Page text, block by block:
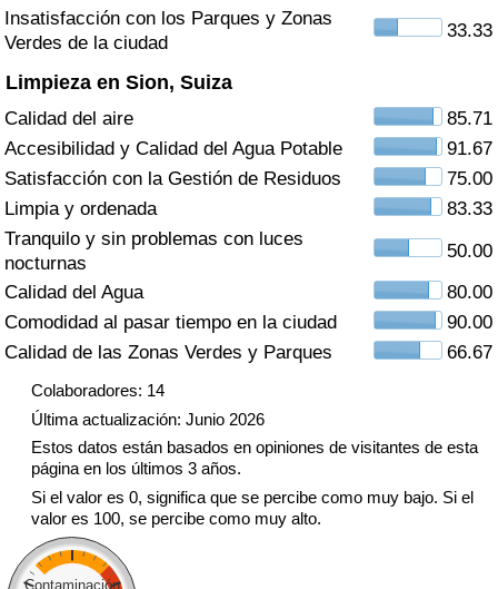
Insatisfacción con los Parques y Zonas
Verdes de la ciudad
33.33
Limpieza en Sion, Suiza
Calidad del aire
85.71
Accesibilidad y Calidad del Agua Potable
91.67
Satisfacción con la Gestión de Residuos
75.00
Limpia y ordenada
83.33
Tranquilo y sin problemas con luces
nocturnas
50.00
Calidad del Agua
80.00
Comodidad al pasar tiempo en la ciudad
90.00
Calidad de las Zonas Verdes y Parques
66.67
Colaboradores: 14
Última actualización: Junio 2026
Estos datos están basados en opiniones de visitantes de esta
página en los últimos 3 años.
Si el valor es 0, significa que se percibe como muy bajo. Si el
valor es 100, se percibe como muy alto.
Contaminación
Índice de Sanidad
Índice de Sanidad por País
Contaminación
Índice de Contaminación (Actual)
Índice de contaminación
Índice de Contaminación por País
Tráfico
Índice de Tráfico
Índice de Tráfico (Actual)
Índice de Tráfico por País